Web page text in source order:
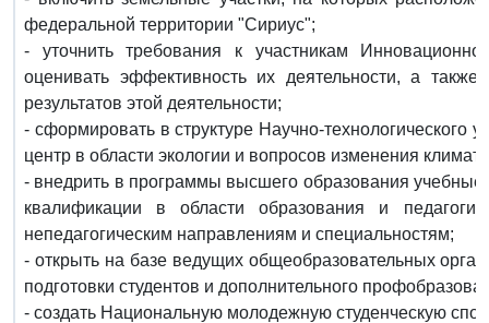
федеральной территории "Сириус";
- уточнить требования к участникам
оценивать эффективность их деятельности, а
результатов этой деятельности;
- сформировать в структуре Научно-
центр в области экологии и вопросов изменения
- внедрить в программы высшего образования
квалификации в области образования и
непедагогическим направлениям и специальностям;
- открыть на базе ведущих общеобразовательных
подготовки студентов и дополнительного
- создать Национальную молодежную студенческую